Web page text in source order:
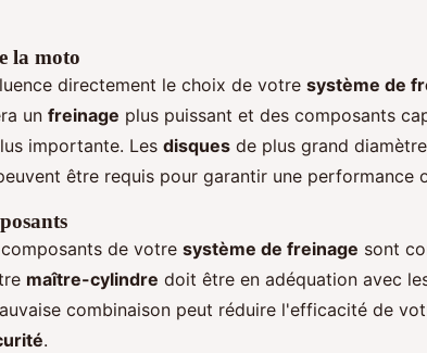
la moto
directement le choix de votre système de
un freinage plus puissant et des composants
importante. Les disques de plus grand
être requis pour garantir une performance
de votre système de freinage sont
maître-cylindre doit être en adéquation avec
combinaison peut réduire l'efficacité de
.